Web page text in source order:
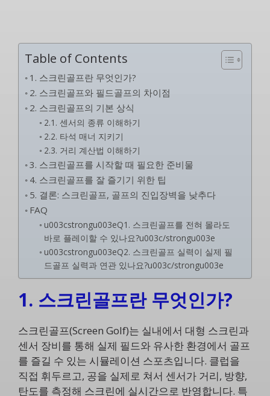
Table of Contents
1. 스크린골프란 무엇인가?
2. 스크린골프와 필드골프의 차이점
2. 스크린골프의 기본 상식
2.1. 센서의 종류 이해하기
2.2. 타석 매너 지키기
2.3. 거리 계산법 이해하기
3. 스크린골프를 시작할 때 필요한 준비물
4. 스크린골프를 잘 즐기기 위한 팁
5. 결론: 스크린골프, 골프의 진입장벽을 낮추다
FAQ
u003cstrongu003eQ1. 스크린골프를 전혀 몰라도
바로 플레이할 수 있나요?u003c/strongu003e
u003cstrongu003eQ2. 스크린골프 실력이 실제 필
드골프 실력과 연관 있나요?u003c/strongu003e
1. 스크린골프란 무엇인가?
스크린골프(Screen Golf)는 실내에서 대형 스크린과
센서 장비를 통해 실제 필드와 유사한 환경에서 골프
를 즐길 수 있는 시뮬레이션 스포츠입니다. 클럽을
직접 휘두르고, 공을 실제로 쳐서 센서가 거리, 방향,
탄도를 측정해 스크린에 실시간으로 반영합니다. 특